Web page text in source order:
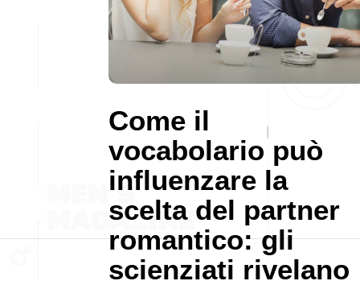
Come il
vocabolario può
influenzare la
scelta del partner
romantico: gli
scienziati rivelano